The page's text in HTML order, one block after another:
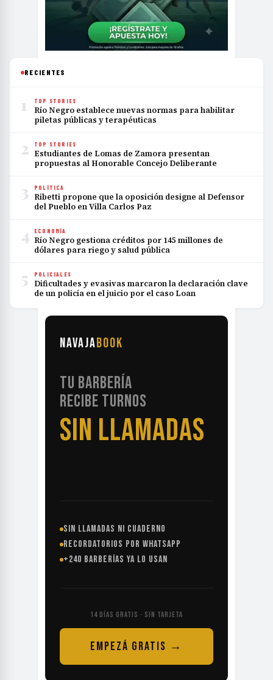
RECIENTES
1 TOP STORIES
Río Negro establece nuevas normas para habilitar
piletas públicas y terapéuticas
2 TOP STORIES
Estudiantes de Lomas de Zamora presentan
propuestas al Honorable Concejo Deliberante
3 POLÍTICA
Ribetti propone que la oposición designe al Defensor
del Pueblo en Villa Carlos Paz
4 ECONOMÍA
Río Negro gestiona créditos por 145 millones de
dólares para riego y salud pública
5 POLICIALES
Dificultades y evasivas marcaron la declaración clave
de un policía en el juicio por el caso Loan
NAVAJABOOK
TU BARBERÍA
RECIBE TURNOS
SIN LLAMADAS
SIN LLAMADAS NI CUADERNO
RECORDATORIOS POR WHATSAPP
+240 BARBERÍAS YA LO USAN
14 DÍAS GRATIS · SIN TARJETA
EMPEZÁ GRATIS →